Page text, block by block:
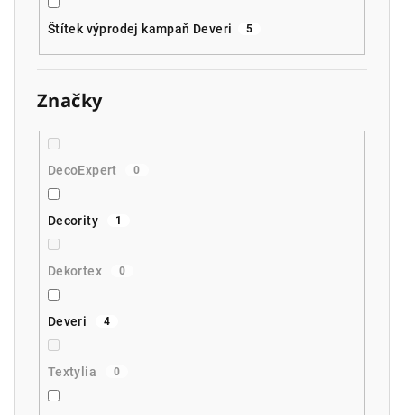
Štítek výprodej kampaň Deveri 5
Značky
DecoExpert 0
Decority 1
Dekortex 0
Deveri 4
Textylia 0